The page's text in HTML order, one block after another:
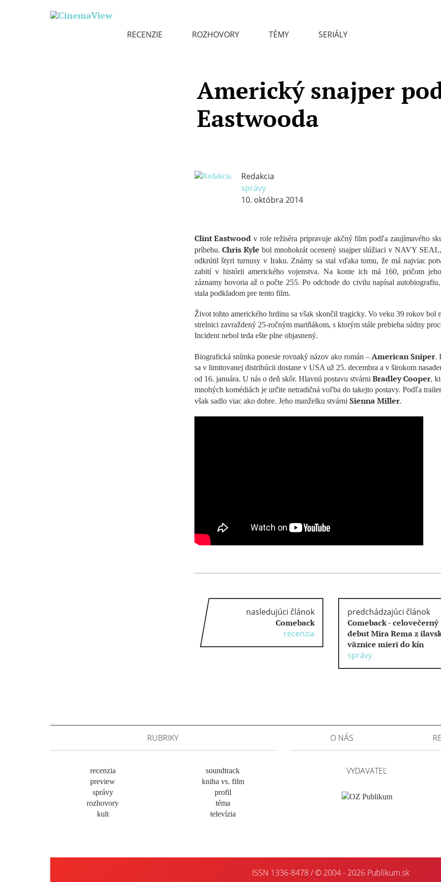
RECENZIE ROZHOVORY TÉMY SERIÁLY
Americký snajper
Eastwooda
Redakcia
správy
10. októbra 2014
Clint Eastwood v role režiséra pripravuje akčný film podľa zaujímavého
príbehu.Chris Kyle bol mnohokrát ocenený snajper slúžiaci v NAVY
odkrútil štyri turnusy v Iraku. Známy sa stal vďaka tomu, že má najviac
zabití v histórii amerického vojenstva. Na konte ich má 160, pričom
záznamy hovoria až o počte 255. Po odchode do civilu napísal
stala podkladom pre tento film.
Život tohto amerického hrdinu sa však skončil tragicky. Vo veku 39 rokov bol
strelnici zavraždený 25-ročným mariňákom, s ktorým stále prebieha súdny
Incident nebol teda ešte plne objasnený.
Biografická snímka ponesie rovnaký názov ako román – American Sniper.
sa v limitovanej distribúcii dostane v USA už 25. decembra a v širokom
od 16. januára. U nás o deň skôr. Hlavnú postavu stvárni Bradley Cooper,
mnohých komédiách je určite netradičná voľba do takejto postavy. Podľa
však sadlo viac ako dobre. Jeho manželku stvárni Sienna Miller.
nasledujúci článok
Comeback
recenzia
predchádzajúci článok
Comeback - celovečerný
debut Mira Rema z
väznice mieri do kín
správy
O NÁS
VYDAVATEĽ
RUBRIKY
recenzia
preview
správy
rozhovory
kult
soundtrack
kniha vs. film
profil
téma
televízia
ISSN 1336-8478 / © 2004 - 2026 Publikum.sk